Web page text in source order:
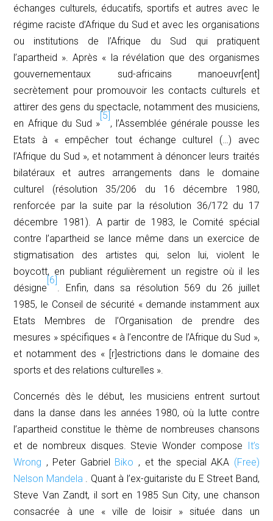
échanges culturels, éducatifs, sportifs et autres avec le
régime raciste d’Afrique du Sud et avec les organisations
ou institutions de l’Afrique du Sud qui pratiquent
l’apartheid ». Après « la révélation que des organismes
gouvernementaux sud-africains manoeuvr[ent]
secrètement pour promouvoir les contacts culturels et
attirer des gens du spectacle, notamment des musiciens,
en Afrique du Sud »
[5]
, l’Assemblée générale pousse les
Etats à « empêcher tout échange culturel (…) avec
l’Afrique du Sud », et notamment à dénoncer leurs traités
bilatéraux et autres arrangements dans le domaine
culturel (résolution 35/206 du 16 décembre 1980,
renforcée par la suite par la résolution 36/172 du 17
décembre 1981). A partir de 1983, le Comité spécial
contre l’apartheid se lance même dans un exercice de
stigmatisation des artistes qui, selon lui, violent le
boycott, en publiant régulièrement un registre où il les
désigne
[6]
. Enfin, dans sa résolution 569 du 26 juillet
1985, le Conseil de sécurité « demande instammentaux
Etats Membres de l’Organisation de prendre des
mesures » spécifiques « à l’encontre de l’Afrique du Sud »,
et notamment des « [r]estrictions dans le domaine des
sports et des relations culturelles ».
Concernés dès le début, les musiciens entrent surtout
dans la danse dans les années 1980, où la lutte contre
l’apartheid constitue le thème de nombreuses chansons
et de nombreux disques. Stevie Wonder compose It’s
Wrong , Peter Gabriel Biko , et the special AKA (Free)
Nelson Mandela. Quant à l’ex-guitariste du E Street Band,
Steve Van Zandt, il sort en 1985 Sun City, une chanson
consacrée à une « ville de loisir » située dans un